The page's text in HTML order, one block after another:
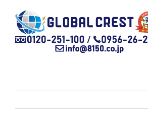
content